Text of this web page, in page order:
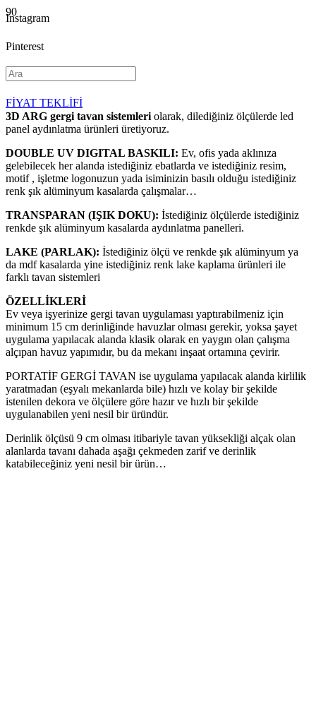
Instagram
Pinterest
YouTube
FİYAT TEKLİFİ
3D ARG gergi tavan sistemleri olarak, dilediğiniz ölçülerde led
panel aydınlatma ürünleri üretiyoruz.
DOUBLE UV DIGITAL BASKILI: Ev, ofis yada aklınıza
gelebilecek her alanda istediğiniz ebatlarda ve istediğiniz resim,
motif , işletme logonuzun yada isiminizin basılı olduğu istediğiniz
renk şık alüminyum kasalarda çalışmalar…
TRANSPARAN (IŞIK DOKU): İstediğiniz ölçülerde istediğiniz
renkde şık alüminyum kasalarda aydınlatma panelleri.
LAKE (PARLAK): İstediğiniz ölçü ve renkde şık alüminyum ya
da mdf kasalarda yine istediğiniz renk lake kaplama ürünleri ile
farklı tavan sistemleri
ÖZELLİKLERİ
Ev veya işyerinize gergi tavan uygulaması yaptırabilmeniz için
minimum 15 cm derinliğinde havuzlar olması gerekir, yoksa şayet
uygulama yapılacak alanda klasik olarak en yaygın olan çalışma
alçıpan havuz yapımıdır, bu da mekanı inşaat ortamına çevirir.
PORTATİF GERGİ TAVAN ise uygulama yapılacak alanda kirlilik
yaratmadan (eşyalı mekanlarda bile) hızlı ve kolay bir şekilde
istenilen dekora ve ölçülere göre hazır ve hızlı bir şekilde
uygulanabilen yeni nesil bir üründür.
Derinlik ölçüsü 9 cm olması itibariyle tavan yüksekliği alçak olan
alanlarda tavanı dahada aşağı çekmeden zarif ve derinlik
katabileceğiniz yeni nesil bir ürün…